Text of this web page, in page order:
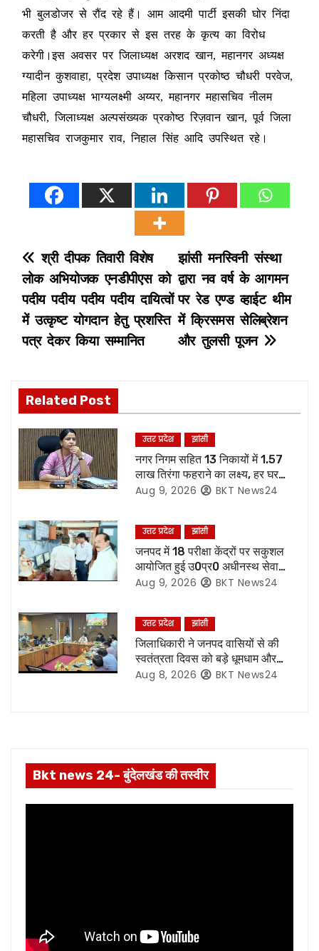
भी बुलडोजर से रौंद रहे हैं। आम आदमी पार्टी इसकी घोर निंदा
करती है और हर प्रकार से इस तरह के कृत्य का विरोध
करेगी।इस अवसर पर जिलाध्यक्ष अरशद खान, महानगर अध्यक्ष
ग्यादीन कुशवाहा, प्रदेश उपाध्यक्ष किसान प्रकोष्ठ चौधरी परवेज,
महिला उपाध्यक्ष भाग्यलक्ष्मी अय्यर, महानगर महासचिव नीलम
चौधरी, जिलाध्यक्ष अल्पसंख्यक प्रकोष्ठ रिज़वान खान, पूर्व जिला
महासचिव राजकुमार राव, निहाल सिंह आदि उपस्थित रहे।
P
o
s
t
n
a
v
i
a
t
o
n
झांसी मनस्विनी संस्था
द्वारा नव वर्ष के आगमन
पर रेड एण्ड व्हाईट थीम
में क्रिसमस सेलिब्रेशन
और तुलसी पूजन
श्री दीपक तिवारी विशेष
लोक अभियोजक एनडीपीएस को
पदीय पदीय पदीय पदीय दायित्वों
में उत्कृष्ट योगदान हेतु प्रशस्ति
पत्र देकर किया सम्मानित
Related Post
उत्तर प्रदेश झांसी
नगर निगम सहित 13 निकायों में 1.57
लाख तिरंगा फहराने का लक्ष्य, हर घर
तिरंगा अभियान की तैयारियां पूरी
Aug 9, 2026 BKT News24
उत्तर प्रदेश झांसी
जनपद में 18 परीक्षा केंद्रों पर सकुशल
आयोजित हुई उ0प्र0 अधीनस्थ सेवा
चयन आयोग की प्राविधिक सहायक ग्रुप
Aug 9, 2026 BKT News24
उत्तर प्रदेश झांसी
जिलाधिकारी ने जनपद वासियों से की
स्वतंत्रता दिवस को बड़े धूमधाम और
हर्षोल्लास के साथ मनाएं जाने की अपील
Aug 8, 2026 BKT News24
Bkt news 24- बुंदेलखंड की तस्वीर